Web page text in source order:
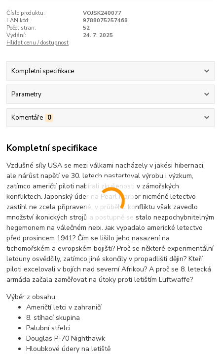
Číslo produktu:
VOJSK240077
EAN kód:
9788075257468
Počet stran:
52
Vydání:
24. 7. 2025
Hlídat cenu / dostupnost
Kompletní specifikace
Parametry
Komentáře 0
Kompletní specifikace
Vzdušné síly USA se mezi válkami nacházely v jakési hibernaci,
ale nárůst napětí ve 30. letech nastartoval výrobu i výzkum,
zatímco američtí piloti nabírali zkušenosti v zámořských
konfliktech. Japonský úder na Pearl Harbor nicméně letectvo
zastihl ne zcela připravené, v průběhu konfliktu však zavedlo
množství ikonických strojů a postupně se stalo nezpochybnitelným
hegemonem na válečném nebi. Jak vypadalo americké letectvo
před prosincem 1941? Čím se lišilo jeho nasazení na
tichomořském a evropském bojišti? Proč se některé experimentální
letouny osvědčily, zatímco jiné skončily v propadlišti dějin? Kteří
piloti excelovali v bojích nad severní Afrikou? A proč se 8. letecká
armáda začala zaměřovat na útoky proti letištím Luftwaffe?
Výběr z obsahu:
Američtí letci v zahraničí
8. stíhací skupina
Palubní střelci
Douglas P-70 Nighthawk
Hloubkové údery na letiště